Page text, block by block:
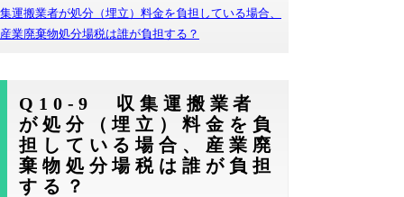
集運搬業者が処分（埋立）料金を負担している場合、
産業廃棄物処分場税は誰が負担する？
Q10-9 収集運搬業者
が処分（埋立）料金を負
担している場合、産業廃
棄物処分場税は誰が負担
する？